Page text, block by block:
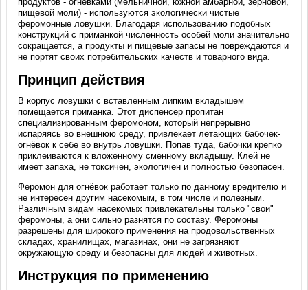
пищевой моли) - используются экологически чистые
феромонные ловушки. Благодаря использованию подобных
конструкций с приманкой численность особей моли значительно
сокращается, а продукты и пищевые запасы не повреждаются и
не портят своих потребительских качеств и товарного вида.
Принцип действия
В корпус ловушки с вставленным липким вкладышем
помещается приманка. Этот диспенсер пропитан
специализированным феромоном, который непрерывно
испаряясь во внешнюю среду, привлекает летающих бабочек-
огнёвок к себе во внутрь ловушки. Попав туда, бабочки крепко
приклеиваются к вложенному сменному вкладышу. Клей не
имеет запаха, не токсичен, экологичен и полностью безопасен.
Феромон для огнёвок работает только по данному вредителю и
не интересен другим насекомым, в том числе и полезным.
Различным видам насекомых привлекательны только "свои"
феромоны, а они сильно разнятся по составу. Феромоны
разрешены для широкого применения на продовольственных
складах, хранилищах, магазинах, они не загрязняют
окружающую среду и безопасны для людей и животных.
Инструкция по применению